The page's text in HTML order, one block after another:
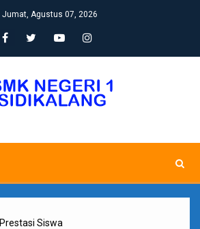
Jumat, Agustus 07, 2026
Prestasi Siswa